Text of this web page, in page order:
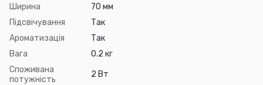
Ширина
70 мм
Підсвічування
Так
Ароматизація
Так
Вага
0.2 кг
Споживана
потужність
2 Вт